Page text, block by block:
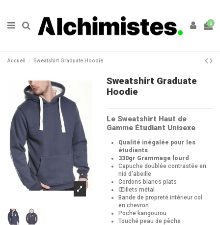
0
Accueil Sweatshirt Graduate Hoodie
Sweatshirt Graduate
Hoodie
Le Sweatshirt Haut de
Gamme Étudiant Unisexe
Qualité inégalée pour les
étudiants
330gr Grammage lourd
Capuche doublée contrastée en
nid d'abeille
Cordons blancs plats
Œillets métal
Bande de propreté intérieur col
en chevron
Poche kangourou
Touché peau de pêche